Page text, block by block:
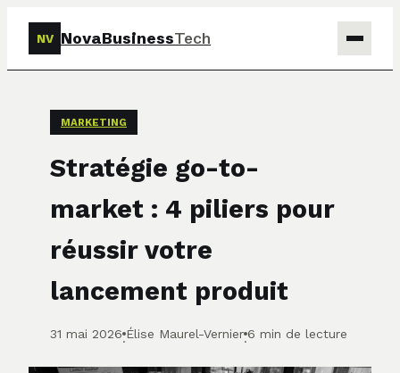
NV NovaBusinessTech
MARKETING
Stratégie go-to-
market : 4 piliers pour
réussir votre
lancement produit
31 mai 2026
·
Élise Maurel-Vernier
·
6 min de lecture